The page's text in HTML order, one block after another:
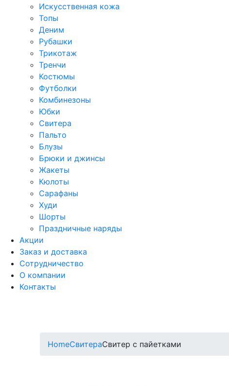
Искусственная кожа
Топы
Деним
Рубашки
Трикотаж
Тренчи
Костюмы
Футболки
Комбинезоны
Юбки
Свитера
Пальто
Блузы
Брюки и джинсы
Жакеты
Кюлоты
Сарафаны
Худи
Шорты
Праздничные наряды
Акции
Заказ и доставка
Сотрудничество
О компании
Контакты
HomeСвитераСвитер с пайетками